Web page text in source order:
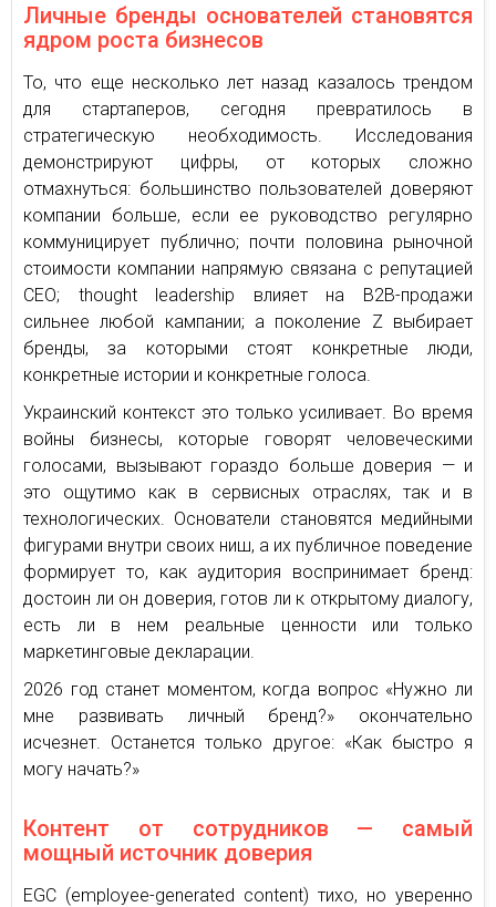
Личные бренды основателей становятся
ядром роста бизнесов
То, что еще несколько лет назад казалось трендом
для стартаперов, сегодня превратилось в
стратегическую необходимость. Исследования
демонстрируют цифры, от которых сложно
отмахнуться: большинство пользователей доверяют
компании больше, если ее руководство регулярно
коммуницирует публично; почти половина рыночной
стоимости компании напрямую связана с репутацией
CEO; thought leadership влияет на B2B-продажи
сильнее любой кампании; а поколение Z выбирает
бренды, за которыми стоят конкретные люди,
конкретные истории и конкретные голоса.
Украинский контекст это только усиливает. Во время
войны бизнесы, которые говорят человеческими
голосами, вызывают гораздо больше доверия — и
это ощутимо как в сервисных отраслях, так и в
технологических. Основатели становятся медийными
фигурами внутри своих ниш, а их публичное поведение
формирует то, как аудитория воспринимает бренд:
достоин ли он доверия, готов ли к открытому диалогу,
есть ли в нем реальные ценности или только
маркетинговые декларации.
2026 год станет моментом, когда вопрос «Нужно ли
мне развивать личный бренд?» окончательно
исчезнет. Останется только другое: «Как быстро я
могу начать?»
Контент от сотрудников — самый
мощный источник доверия
EGC (employee-generated content) тихо, но уверенно